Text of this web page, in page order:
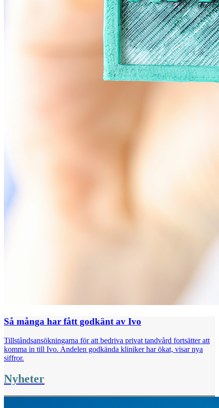
Så många har fått godkänt av Ivo
Tillståndsansökningarna för att bedriva privat tandvård fortsätter att
komma in till Ivo. Andelen godkända kliniker har ökat, visar nya
siffror.
Nyheter